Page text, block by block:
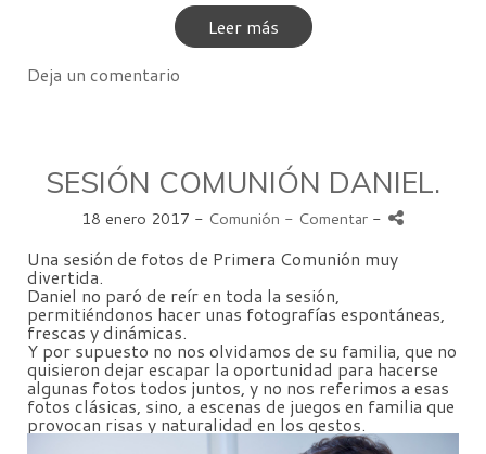
Leer más
Deja un comentario
SESIÓN COMUNIÓN DANIEL.
18 enero 2017 - Comunión - Comentar -
Una sesión de fotos de Primera Comunión muy
divertida.
Daniel no paró de reír en toda la sesión,
permitiéndonos hacer unas fotografías espontáneas,
frescas y dinámicas.
Y por supuesto no nos olvidamos de su familia, que no
quisieron dejar escapar la oportunidad para hacerse
algunas fotos todos juntos, y no nos referimos a esas
fotos clásicas, sino, a escenas de juegos en familia que
provocan risas y naturalidad en los gestos.